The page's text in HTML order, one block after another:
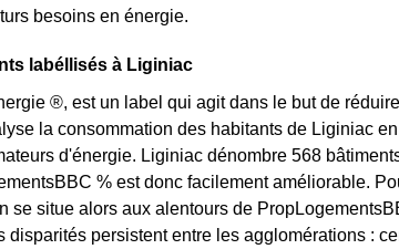
besoins en énergie.
labéllisés à Liginiac
®, est un label qui agit dans le but de
la consommation des habitants de Liginiac
d'énergie. Liginiac dénombre 568
% est donc facilement améliorable.
se situe alors aux alentours de
disparités persistent entre les agglomérations :